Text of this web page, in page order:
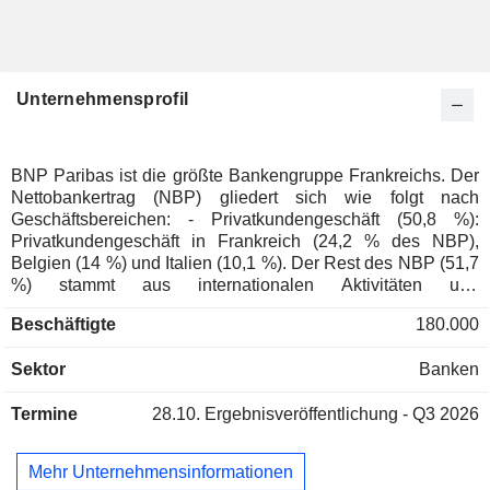
Unternehmensprofil
BNP Paribas ist die größte Bankengruppe Frankreichs. Der
Nettobankertrag (NBP) gliedert sich wie folgt nach
Geschäftsbereichen: - Privatkundengeschäft (50,8 %):
Privatkundengeschäft in Frankreich (24,2 % des NBP),
Belgien (14 %) und Italien (10,1 %). Der Rest des NBP (51,7
%) stammt aus internationalen Aktivitäten und
(Konsumentenkredite, Immobilienkredite, Leasingkredite,
Finanz- und Investmentbanking (36,1 %): Beratung und
Fusionen und Übernahmen, Aktivitäten im Zusammenhang
Finanzierungen (16,8 %; Finanzierungen für Übernahmen,
Projekte, Rohstofftransaktionen usw.); - Institutionelles und
Beschäftigte 180.000
Sektor Banken
Termine 28.10. Ergebnisveröffentlichung - Q3 2026
Mehr Unternehmensinformationen